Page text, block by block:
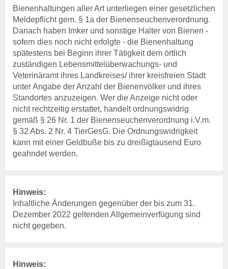
Bienenhaltungen aller Art unterliegen einer gesetzlichen
Meldepflicht gem. § 1a der Bienenseuchenverordnung.
Danach haben Imker und sonstige Halter von Bienen -
sofern dies noch nicht erfolgte - die Bienenhaltung
spätestens bei Beginn ihrer Tätigkeit dem örtlich
zuständigen Lebensmittelüberwachungs- und
Veterinäramt ihres Landkreises/ ihrer kreisfreien Stadt
unter Angabe der Anzahl der Bienenvölker und ihres
Standortes anzuzeigen. Wer die Anzeige nicht oder
nicht rechtzeitig erstattet, handelt ordnungswidrig
gemäß § 26 Nr. 1 der Bienenseuchenverordnung i.V.m.
§ 32 Abs. 2 Nr. 4 TierGesG. Die Ordnungswidrigkeit
kann mit einer Geldbuße bis zu dreißigtausend Euro
geahndet werden.
Hinweis:
Inhaltliche Änderungen gegenüber der bis zum 31.
Dezember 2022 geltenden Allgemeinverfügung sind
nicht gegeben.
Hinweis: